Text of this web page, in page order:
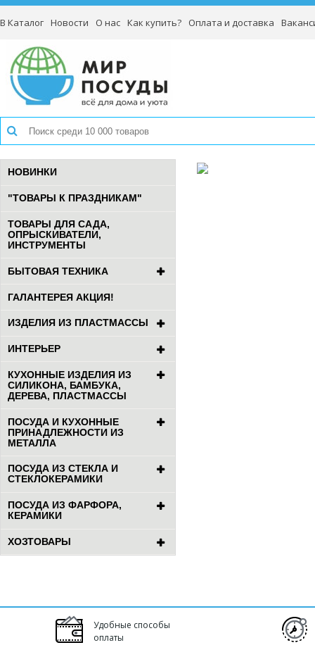
В Каталог Новости О нас Как купить? Оплата и доставка
НОВИНКИ
"ТОВАРЫ К ПРАЗДНИКАМ"
ТОВАРЫ ДЛЯ САДА,
ОПРЫСКИВАТЕЛИ,
ИНСТРУМЕНТЫ
БЫТОВАЯ ТЕХНИКА
ГАЛАНТЕРЕЯ АКЦИЯ!
ИЗДЕЛИЯ ИЗ ПЛАСТМАССЫ
ИНТЕРЬЕР
КУХОННЫЕ ИЗДЕЛИЯ ИЗ
СИЛИКОНА, БАМБУКА,
ДЕРЕВА, ПЛАСТМАССЫ
ПОСУДА И КУХОННЫЕ
ПРИНАДЛЕЖНОСТИ ИЗ
МЕТАЛЛА
ПОСУДА ИЗ СТЕКЛА И
СТЕКЛОКЕРАМИКИ
ПОСУДА ИЗ ФАРФОРА,
КЕРАМИКИ
ХОЗТОВАРЫ
Удобные способы
оплаты